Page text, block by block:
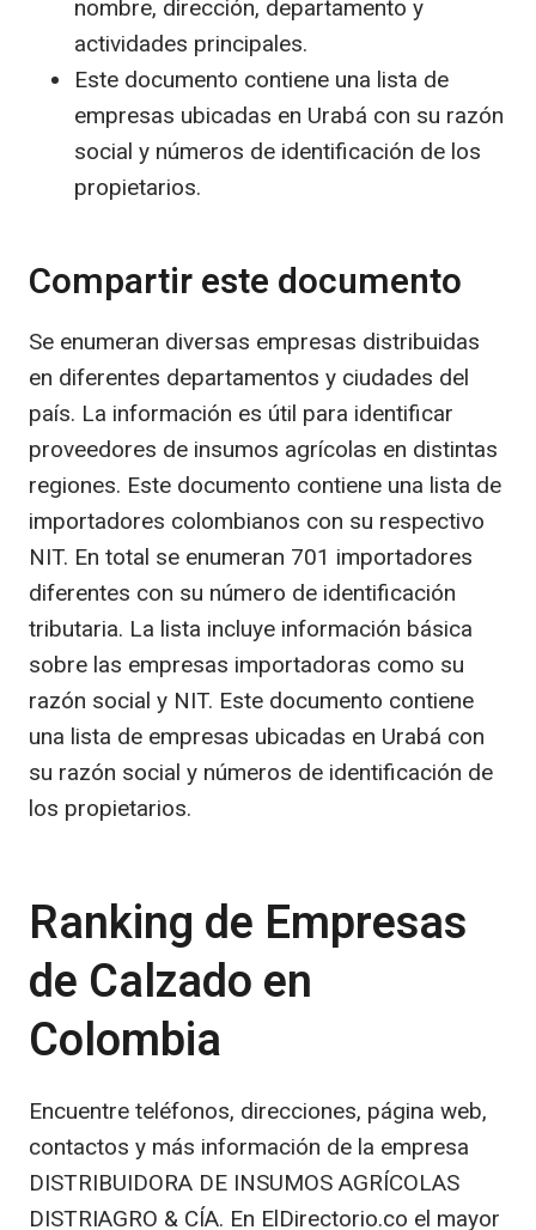
nombre, dirección, departamento y
actividades principales.
Este documento contiene una lista de
empresas ubicadas en Urabá con su razón
social y números de identificación de los
propietarios.
Compartir este documento
Se enumeran diversas empresas distribuidas
en diferentes departamentos y ciudades del
país. La información es útil para identificar
proveedores de insumos agrícolas en distintas
regiones. Este documento contiene una lista de
importadores colombianos con su respectivo
NIT. En total se enumeran 701 importadores
diferentes con su número de identificación
tributaria. La lista incluye información básica
sobre las empresas importadoras como su
razón social y NIT. Este documento contiene
una lista de empresas ubicadas en Urabá con
su razón social y números de identificación de
los propietarios.
Ranking de Empresas
de Calzado en
Colombia
Encuentre teléfonos, direcciones, página web,
contactos y más información de la empresa
DISTRIBUIDORA DE INSUMOS AGRÍCOLAS
DISTRIAGRO & CÍA. En ElDirectorio.co el mayor